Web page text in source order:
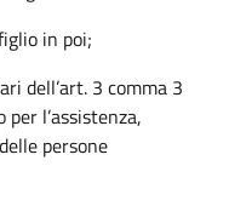
in poi;
3 comma 3
l’assistenza,
persone